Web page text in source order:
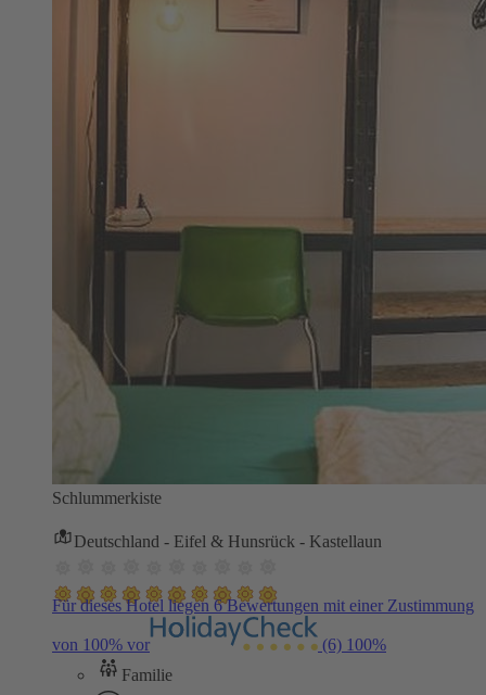
Schlummerkiste
Deutschland - Eifel & Hunsrück - Kastellaun
Für dieses Hotel liegen 6 Bewertungen mit einer Zustimmung
von 100% vor (6) 100%
Familie